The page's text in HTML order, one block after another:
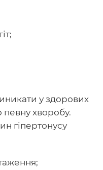
у здорових
хворобу.
гіпертонусу